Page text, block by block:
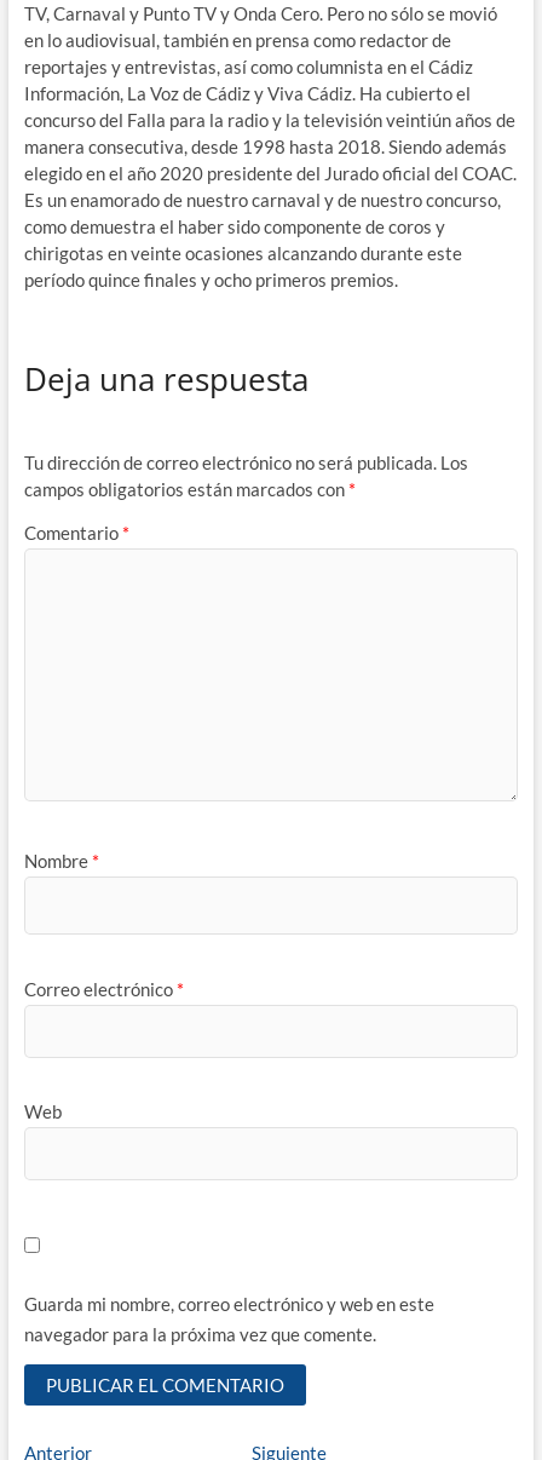
TV, Carnaval y Punto TV y Onda Cero. Pero no sólo se movió
en lo audiovisual, también en prensa como redactor de
reportajes y entrevistas, así como columnista en el Cádiz
Información, La Voz de Cádiz y Viva Cádiz. Ha cubierto el
concurso del Falla para la radio y la televisión veintiún años de
manera consecutiva, desde 1998 hasta 2018. Siendo además
elegido en el año 2020 presidente del Jurado oficial del COAC.
Es un enamorado de nuestro carnaval y de nuestro concurso,
como demuestra el haber sido componente de coros y
chirigotas en veinte ocasiones alcanzando durante este
período quince finales y ocho primeros premios.
Deja una respuesta
Tu dirección de correo electrónico no será publicada. Los
campos obligatorios están marcados con *
Comentario *
Nombre *
Correo electrónico *
Web
Guarda mi nombre, correo electrónico y web en este
navegador para la próxima vez que comente.
AnteriorEntrada SiguienteEntrada